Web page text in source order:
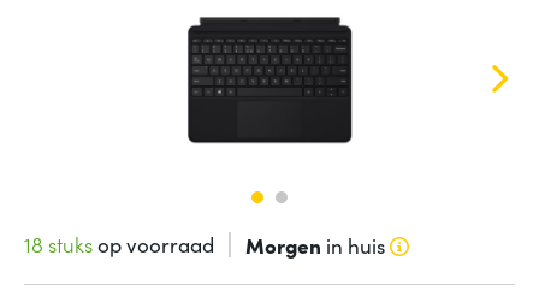
18 stuksop voorraad Morgen in huis